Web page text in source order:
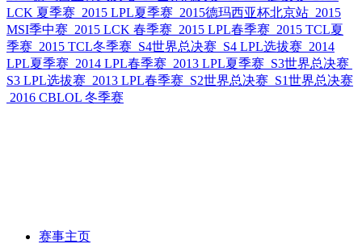
LCK 夏季赛 2015 LPL夏季赛 2015德玛西亚杯北京站 2015
MSI季中赛 2015 LCK 春季赛 2015 LPL春季赛 2015 TCL夏
季赛 2015 TCL冬季赛 S4世界总决赛 S4 LPL选拔赛 2014
LPL夏季赛 2014 LPL春季赛 2013 LPL夏季赛 S3世界总决赛
S3 LPL选拔赛 2013 LPL春季赛 S2世界总决赛 S1世界总决赛
2016 CBLOL 冬季赛
赛事主页